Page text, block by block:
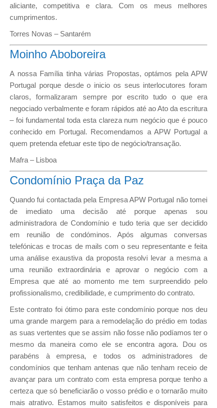
aliciante, competitiva e clara. Com os meus melhores
cumprimentos.
Torres Novas – Santarém
Moinho Aboboreira
A nossa Família tinha várias Propostas, optámos pela APW
Portugal porque desde o inicio os seus interlocutores foram
claros, formalizaram sempre por escrito tudo o que era
negociado verbalmente e foram rápidos até ao Ato da escritura
– foi fundamental toda esta clareza num negócio que é pouco
conhecido em Portugal. Recomendamos a APW Portugal a
quem pretenda efetuar este tipo de negócio/transação.
Mafra – Lisboa
Condomínio Praça da Paz
Quando fui contactada pela Empresa APW Portugal não tomei
de imediato uma decisão até porque apenas sou
administradora de Condomínio e tudo teria que ser decidido
em reunião de condóminos. Após algumas conversas
telefónicas e trocas de mails com o seu representante e feita
uma análise exaustiva da proposta resolvi levar a mesma a
uma reunião extraordinária e aprovar o negócio com a
Empresa que até ao momento me tem surpreendido pelo
profissionalismo, credibilidade, e cumprimento do contrato.
Este contrato foi ótimo para este condomínio porque nos deu
uma grande margem para a remodelação do prédio em todas
as suas vertentes que se assim não fosse não podíamos ter o
mesmo da maneira como ele se encontra agora. Dou os
parabéns à empresa, e todos os administradores de
condomínios que tenham antenas que não tenham receio de
avançar para um contrato com esta empresa porque tenho a
certeza que só beneficiarão o vosso prédio e o tornarão muito
mais atrativo. Estamos muito satisfeitos e disponíveis para